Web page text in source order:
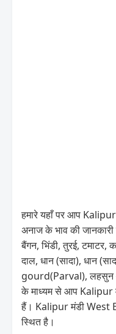
हमारे यहाँ पर आप
अनाज के भाव की
बैंगन, भिंडी, तुरई, टमाटर,
दाल, धान (सादा), धान
gourd(Parval), लहसुन
के माध्यम से आप Kalipur
हैं। Kalipur मंडी West
स्थित है।